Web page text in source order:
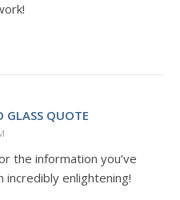
GLASS QUOTE
the information you’ve
incredibly enlightening!